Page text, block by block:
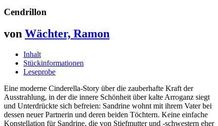
Cendrillon
von Wächter, Ramon
Inhalt
Stückinformationen
Leseprobe
Eine moderne Cinderella-Story über die zauberhafte Kraft der
Ausstrahlung, in der die innere Schönheit über kalte Arroganz siegt
und Unterdrückte sich befreien: Sandrine wohnt mit ihrem Vater bei
dessen neuer Partnerin und deren beiden Töchtern. Keine einfache
Konstellation für Sandrine, die von Stiefmutter und -schwestern eher